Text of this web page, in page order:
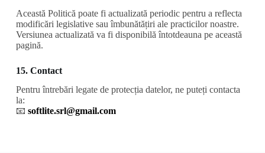
Această Politică poate fi actualizată periodic pentru a reflecta
modificări legislative sau îmbunătățiri ale practicilor noastre.
Versiunea actualizată va fi disponibilă întotdeauna pe această
pagină.
15. Contact
Pentru întrebări legate de protecția datelor, ne puteți contacta
la:
📧 softlite.srl@gmail.com